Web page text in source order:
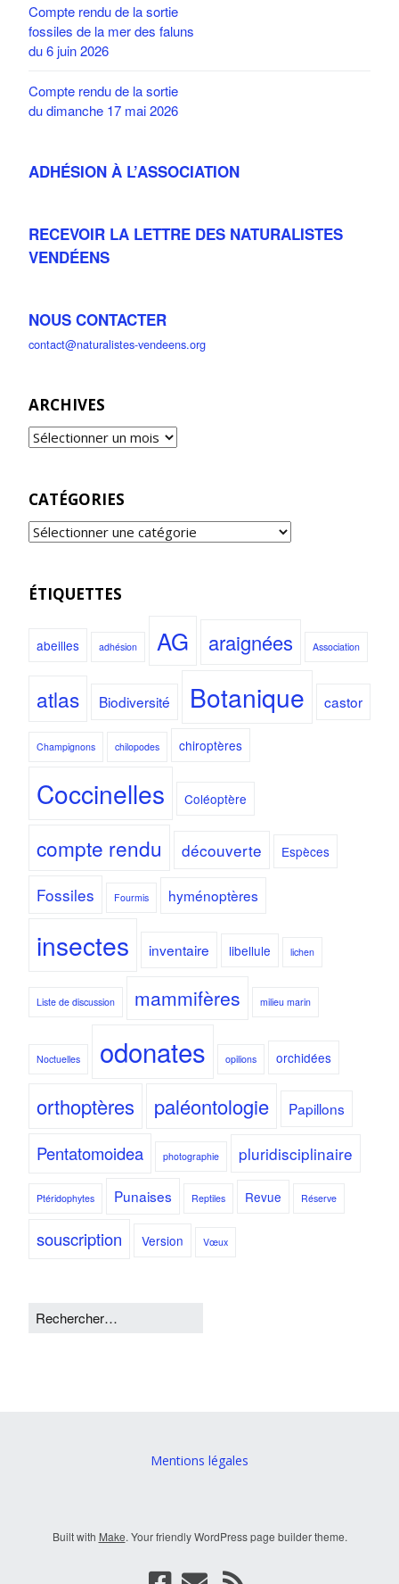
Compte rendu de la sortie
fossiles de la mer des faluns
du 6 juin 2026
Compte rendu de la sortie
du dimanche 17 mai 2026
ADHÉSION À L’ASSOCIATION
RECEVOIR LA LETTRE DES NATURALISTES
VENDÉENS
NOUS CONTACTER
contact@naturalistes-vendeens.org
ARCHIVES
CATÉGORIES
ÉTIQUETTES
abeilles adhésion AG araignées Association
atlas Biodiversité Botanique castor
Champignons chilopodes chiroptères
Coccinelles Coléoptère
compte rendu découverte Espèces
Fossiles Fourmis hyménoptères
insectes inventaire libellule lichen
Liste de discussion mammifères milieu marin
Noctuelles odonates opilions orchidées
orthoptères paléontologie Papillons
Pentatomoidea photographie pluridisciplinaire
Ptéridophytes Punaises Reptiles Revue Réserve
souscription Version Vœux
Mentions légales
Built with Make. Your friendly WordPress page builder theme.